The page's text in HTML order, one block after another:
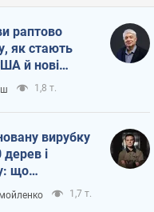
раптово
як стають
й нові
рейтинги
1,8 т.
вирубку
і
що
на Теремках
1,7 т.